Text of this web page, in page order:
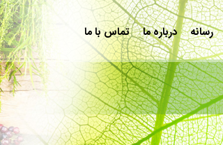
رسانه درباره ما تماس با ما